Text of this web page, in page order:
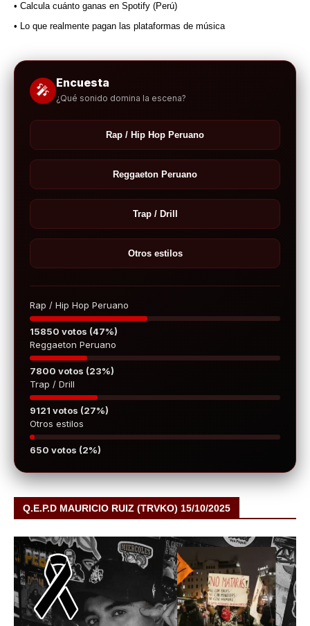
• Calcula cuánto ganas en Spotify (Perú)
• Lo que realmente pagan las plataformas de música
🎤 Encuesta
¿Qué sonido domina la escena?
Rap / Hip Hop Peruano
Reggaeton Peruano
Trap / Drill
Otros estilos
Rap / Hip Hop Peruano
15850 votos (47%)
Reggaeton Peruano
7800 votos (23%)
Trap / Drill
9121 votos (27%)
Otros estilos
650 votos (2%)
Q.E.P.D MAURICIO RUIZ (TRVKO) 15/10/2025